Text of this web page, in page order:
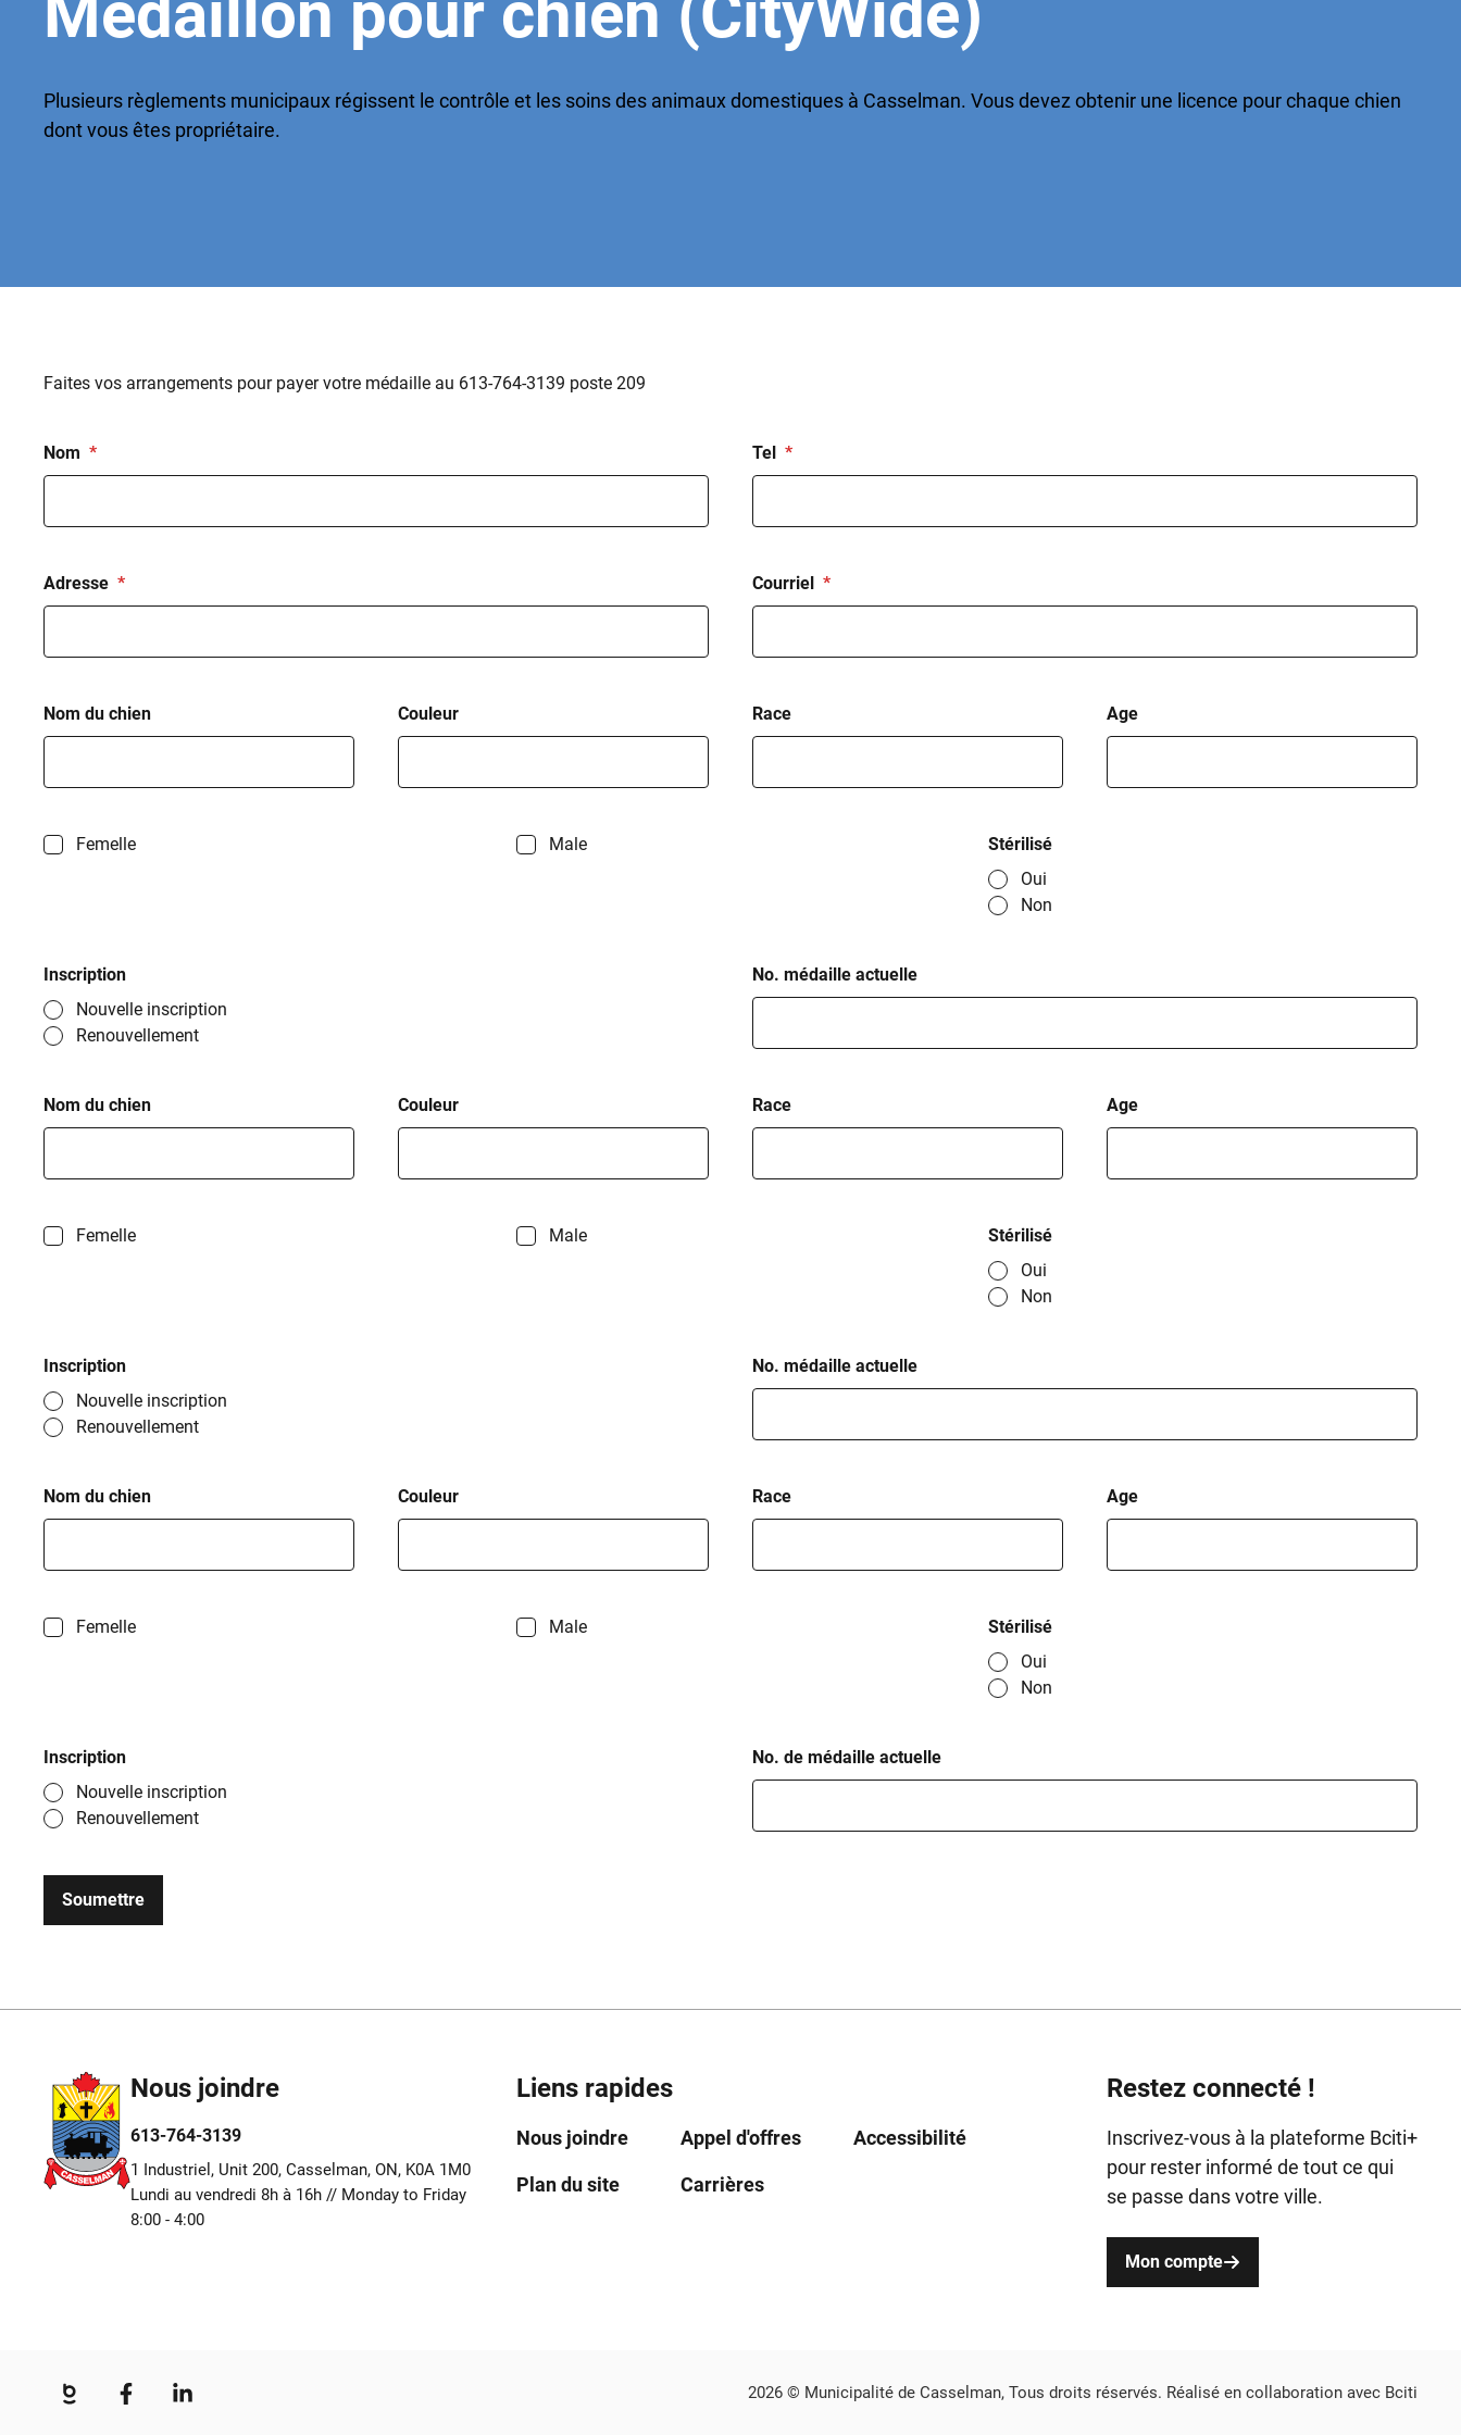
Plusieurs règlements municipaux régissent le contrôle et les soins des animaux domestiques à Casselman. Vous devez obtenir une licence pour chaque chien
dont vous êtes propriétaire.
Faites vos arrangements pour payer votre médaille au 613-764-3139 poste 209
Nom Tel
Adresse Courriel
Nom du chien Couleur Race Age
Femelle Male
Stérilisé
Oui
Non
Inscription
Nouvelle inscription
Renouvellement
No. médaille actuelle
Nom du chien Couleur Race Age
Femelle Male
Stérilisé
Oui
Non
Inscription
Nouvelle inscription
Renouvellement
No. médaille actuelle
Nom du chien Couleur Race Age
Femelle Male
Stérilisé
Oui
Non
Inscription
Nouvelle inscription
Renouvellement
No. de médaille actuelle
Soumettre
Nous joindre
613-764-3139
1 Industriel, Unit 200, Casselman, ON, K0A 1M0
Lundi au vendredi 8h à 16h // Monday to Friday
8:00 - 4:00
Liens rapides
Nous joindre Appel d'offres Accessibilité
Plan du site Carrières
Restez connecté !
Inscrivez-vous à la plateforme Bciti+
pour rester informé de tout ce qui
se passe dans votre ville.
Mon compte
2026 © Municipalité de Casselman, Tous droits réservés. Réalisé en collaboration avec Bciti